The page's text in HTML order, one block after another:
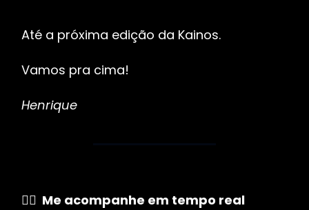
Até a próxima edição da Kainos.
Vamos pra cima!
Henrique
✍🏻 Me acompanhe em tempo real